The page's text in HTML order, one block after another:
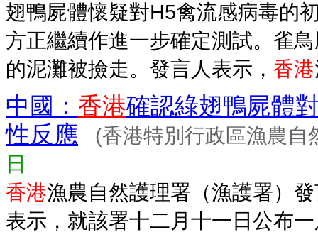
翅鴨屍體懷疑對H5禽流感病毒的
方正繼續作進一步確定測試。雀
的泥灘被撿走。發言人表示， 香港
中國： 香港確認綠翅鴨屍體
性反應
(香港特別行政區漁農自
日
香港漁農自然護理署（漁護署）
表示，就該署十二月十一日公布